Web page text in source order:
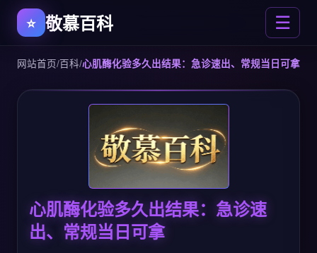
敬慕百科 ☰
网站首页/百科/心肌酶化验多久出结果：急诊速出、常规当日可拿
心肌酶化验多久出结果：急诊速
出、常规当日可拿